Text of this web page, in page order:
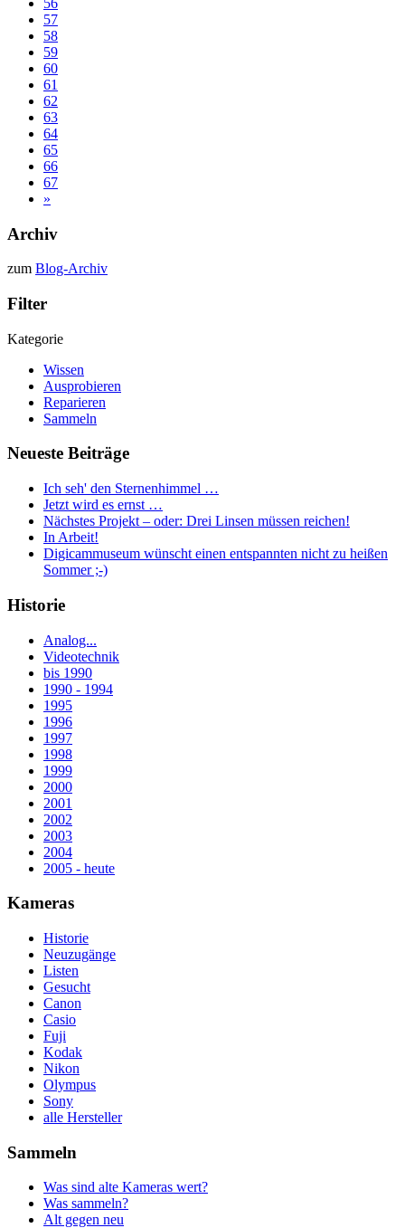
57
58
59
60
61
62
63
64
65
66
67
»
Archiv
zum Blog-Archiv
Filter
Kategorie
Wissen
Ausprobieren
Reparieren
Sammeln
Neueste Beiträge
Ich seh' den Sternenhimmel …
Jetzt wird es ernst …
Nächstes Projekt – oder: Drei Linsen müssen reichen!
In Arbeit!
Digicammuseum wünscht einen entspannten nicht zu heißen
Sommer ;-)
Historie
Analog...
Videotechnik
bis 1990
1990 - 1994
1995
1996
1997
1998
1999
2000
2001
2002
2003
2004
2005 - heute
Kameras
Historie
Neuzugänge
Listen
Gesucht
Canon
Casio
Fuji
Kodak
Nikon
Olympus
Sony
alle Hersteller
Sammeln
Was sind alte Kameras wert?
Was sammeln?
Alt gegen neu